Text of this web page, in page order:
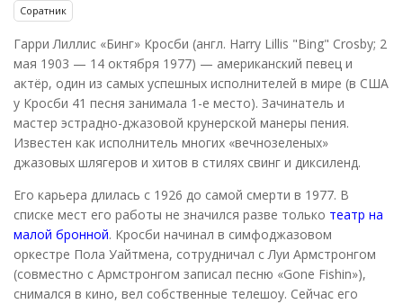
Соратник
Гарри Лиллис «Бинг» Кросби (англ. Harry Lillis "Bing" Crosby; 2
мая 1903 — 14 октября 1977) — американский певец и
актёр, один из самых успешных исполнителей в мире (в США
у Кросби 41 песня занимала 1-е место). Зачинатель и
мастер эстрадно-джазовой крунерской манеры пения.
Известен как исполнитель многих «вечнозеленых»
джазовых шлягеров и хитов в стилях свинг и диксиленд.
Его карьера длилась с 1926 до самой смерти в 1977. В
списке мест его работы не значился разве только театр на
малой бронной. Кросби начинал в симфоджазовом
оркестре Пола Уайтмена, сотрудничал с Луи Армстронгом
(совместно с Армстронгом записал песню «Gone Fishin»),
снимался в кино, вел собственные телешоу. Сейчас его